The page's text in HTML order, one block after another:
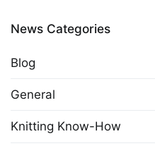
News Categories
Blog
General
Knitting Know-How